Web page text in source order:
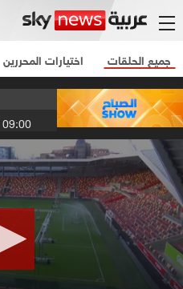
جميع الحلقات اختيارات المحررين
09:00